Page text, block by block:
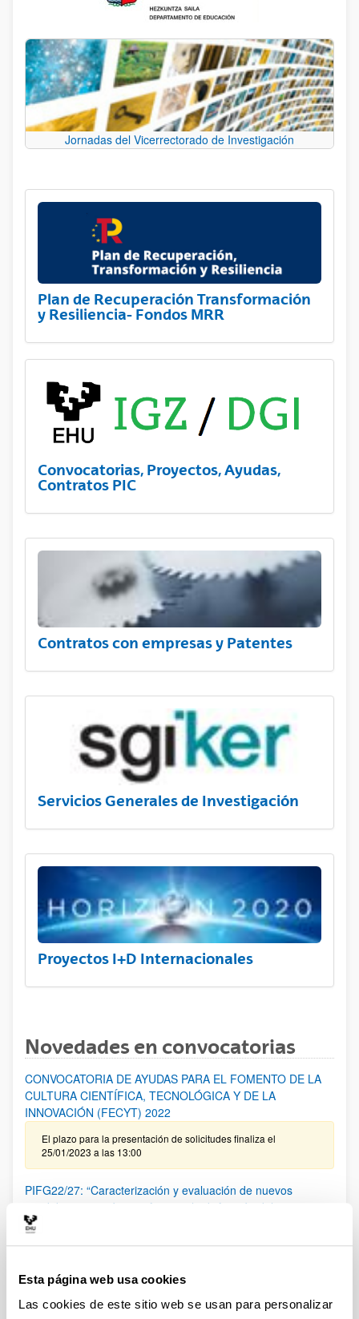
Esta página web usa cookies
Las cookies de este sitio web se usan para personalizar
Jornadas del Vicerrectorado de Investigación
Plan de Recuperación Transformación
y Resiliencia- Fondos MRR
Convocatorias, Proyectos, Ayudas,
Contratos PIC
Contratos con empresas y Patentes
Servicios Generales de Investigación
Proyectos I+D Internacionales
Novedades en convocatorias
CONVOCATORIA DE AYUDAS PARA EL FOMENTO DE LA
CULTURA CIENTÍFICA, TECNOLÓGICA Y DE LA
INNOVACIÓN (FECYT) 2022
El plazo para la presentación de solicitudes finaliza el
25/01/2023 a las 13:00
PIFG22/27: “Caracterización y evaluación de nuevos
candidatos terapéuticos frente a la disfunción del receptor
de rianodina en enfermedades raras”
PIFG22/28: “Control dinámico de sistemas”